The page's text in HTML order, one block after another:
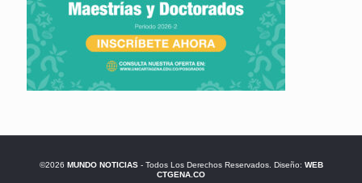
©2026 MUNDO NOTICIAS- Todos Los Derechos Reservados. Diseño: WEB
CTGENA.CO